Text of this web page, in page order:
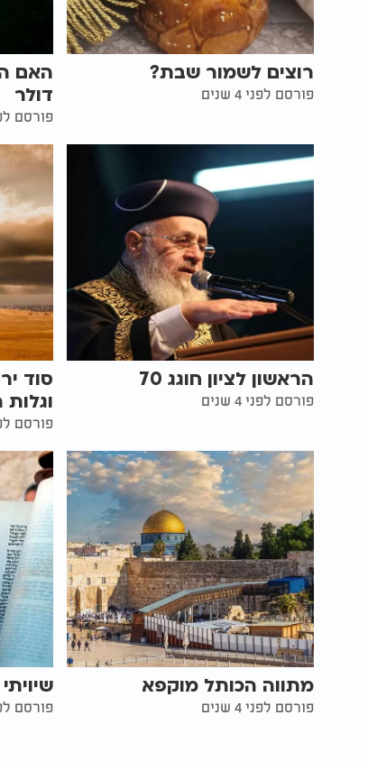
רוצים לשמור שבת?
פורסם לפני 4 שנים
האם
דולר
פורסם לפני
הראשון לציון חוגג 70
פורסם לפני 4 שנים
סוד
פורסם לפני
מתווה הכותל מוקפא
פורסם לפני 4 שנים פורסם לפני